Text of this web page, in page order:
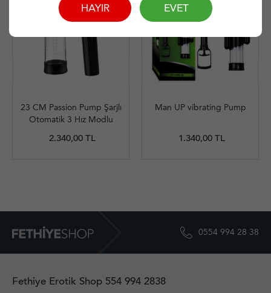
HAYIR EVET
23 CM Passion Pump Şarjlı
Otomatik 3 Hız Modlu
2.340,00 TL
Man UP vibrating Pump
1.340,00 TL
0554 994 28 38
Fethiye Erotik Shop 554 994 2838